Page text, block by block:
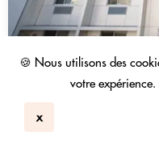
🍪 Nous utilisons des
votre expérience.
x